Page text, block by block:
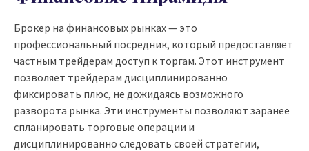
Брокер на финансовых рынках — это
профессиональный посредник, который предоставляет
частным трейдерам доступ к торгам. Этот инструмент
позволяет трейдерам дисциплинированно
фиксировать плюс, не дожидаясь возможного
разворота рынка. Эти инструменты позволяют заранее
спланировать торговые операции и
дисциплинированно следовать своей стратегии,